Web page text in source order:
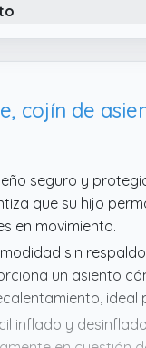
cojín de
seguro y
que su hijo
en movimiento.
sin
un asiento
ideal
inflado y